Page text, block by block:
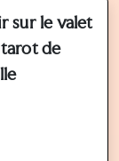
sur le valet
de